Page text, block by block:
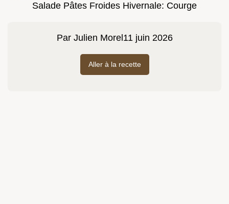
Salade Pâtes Froides Hivernale: Courge
Par Julien Morel 11 juin 2026
Aller à la recette